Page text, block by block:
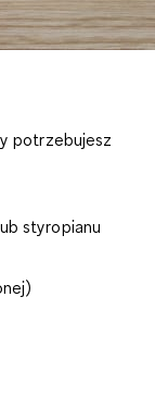
potrzebujesz
styropianu